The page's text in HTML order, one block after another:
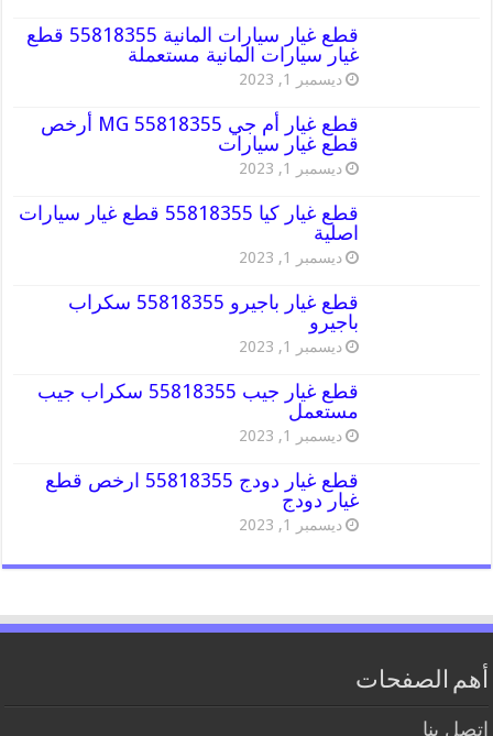
قطع غيار سيارات المانية 55818355 قطع
غيار سيارات المانية مستعملة
ديسمبر 1, 2023
قطع غيار أم جي MG 55818355 أرخص
قطع غيار سيارات
ديسمبر 1, 2023
قطع غيار كيا 55818355 قطع غيار سيارات
اصلية
ديسمبر 1, 2023
قطع غيار باجيرو 55818355 سكراب
باجيرو
ديسمبر 1, 2023
قطع غيار جيب 55818355 سكراب جيب
مستعمل
ديسمبر 1, 2023
قطع غيار دودج 55818355 ارخص قطع
غيار دودج
ديسمبر 1, 2023
أهم الصفحات
اتصل بنا